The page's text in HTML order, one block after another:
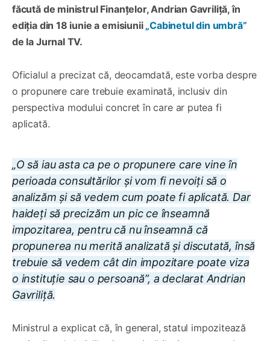
făcută de ministrul Finanțelor, Andrian Gavriliță, în
ediția din 18 iunie a emisiunii „Cabinetul din umbră”
de la Jurnal TV.
Oficialul a precizat că, deocamdată, este vorba despre
o propunere care trebuie examinată, inclusiv din
perspectiva modului concret în care ar putea fi
aplicată.
„O să iau asta ca pe o propunere care vine în
perioada consultărilor și vom fi nevoiți să o
analizăm și să vedem cum poate fi aplicată. Dar
haideți să precizăm un pic ce înseamnă
impozitarea, pentru că nu înseamnă că
propunerea nu merită analizată și discutată, însă
trebuie să vedem cât din impozitare poate viza
o instituție sau o persoană”, a declarat Andrian
Gavriliță.
Ministrul a explicat că, în general, statul impozitează